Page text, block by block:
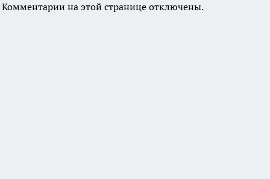
Комментарии на этой странице отключены.